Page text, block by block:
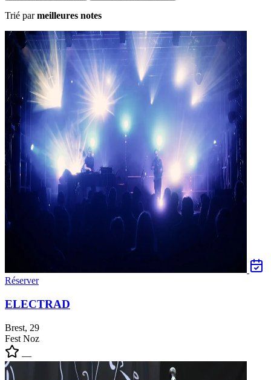
Trié parmeilleures notes
Réserver
ELECTRAD
Brest, 29
Fest Noz
—